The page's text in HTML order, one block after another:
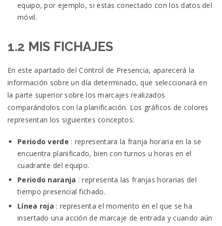
equipo, por ejemplo, si estas conectado con los datos del
móvil.
1.2 MIS FICHAJES
En este apartado del Control de Presencia, aparecerá la
información sobre un día determinado, que seleccionará en
la parte superior sobre los marcajes realizados
comparándolos con la planificación. Los gráficos de colores
representan los siguientes conceptos:
Periodo verde : representara la franja horaria en la se
encuentra planificado, bien con turnos u horas en el
cuadrante del equipo.
Periodo naranja : representa las franjas horarias del
tiempo presencial fichado.
Línea roja : representa el momento en el que se ha
insertado una acción de marcaje de entrada y cuando aún